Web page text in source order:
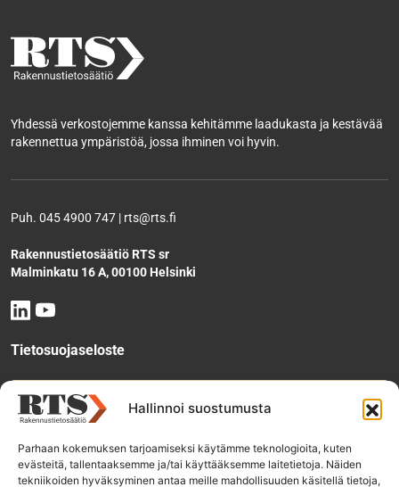
Hallinnoi suostumusta
Parhaan kokemuksen tarjoamiseksi käytämme teknologioita, kuten
evästeitä, tallentaaksemme ja/tai käyttääksemme laitetietoja. Näiden
tekniikoiden hyväksyminen antaa meille mahdollisuuden käsitellä tietoja,
Yhdessä verkostojemme kanssa kehitämme laadukasta ja kestävää
rakennettua ympäristöä, jossa ihminen voi hyvin.
Puh. 045 4900 747 | rts@rts.fi
Rakennustietosäätiö RTS sr
Malminkatu 16 A, 00100 Helsinki
Tietosuojaseloste
Tee käyttölupahakemus
Tilaa uutiskirje